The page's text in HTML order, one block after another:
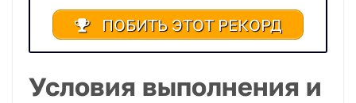
ПОБИТЬ ЭТОТ РЕКОРД
Условия выполнения и